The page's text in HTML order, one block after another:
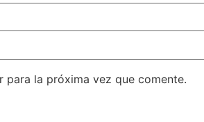
la próxima vez que comente.